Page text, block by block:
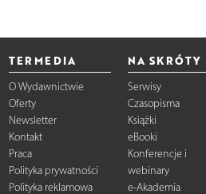
TERMEDIA
O Wydawnictwie
Oferty
Newsletter
Kontakt
Praca
Polityka prywatności
Polityka reklamowa
NA SKRÓTY
Serwisy
Czasopisma
Książki
eBooki
Konferencje i
webinary
e-Akademia